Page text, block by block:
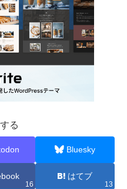
る
Bluesky
16
はてブ
13